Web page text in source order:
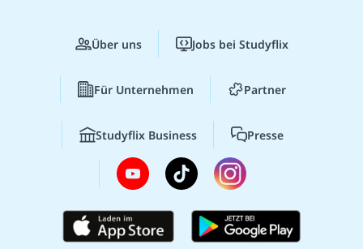
Über uns Jobs bei Studyflix
Für Unternehmen Partner
Studyflix Business Presse